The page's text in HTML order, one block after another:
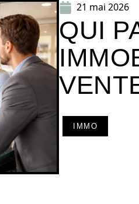
21 mai 2026
QUI
IMMO